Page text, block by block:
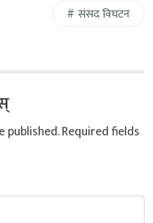
संसद विघटन
published.Required fields